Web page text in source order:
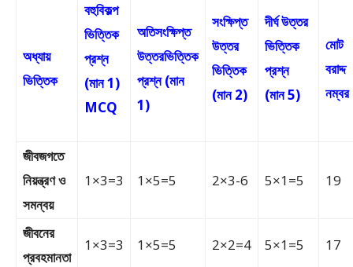
অধ্যায়
ভিত্তিক
বহুবিকল্প
ভিত্তিক
প্রশ্ন
(মান 1)
MCQ
অতিসংক্ষিপ্ত
উত্তরভিত্তিক
প্রশ্ন (মান
1)
সংক্ষিপ্ত
উত্তর
ভিত্তিক
(মান 2)
দীর্ঘ উত্তর
ভিত্তিক
প্রশ্ন
(মান 5)
মোট
বরাদ্দ
নম্বর
জীবজগতে
নিয়ন্ত্রণ ও
সমন্বয়
1×3=3 1×5=5 2×3-6 5×1=5 19
জীবনের
প্রবহমানতা
1×3=3 1×5=5 2×2=4 5×1=5 17